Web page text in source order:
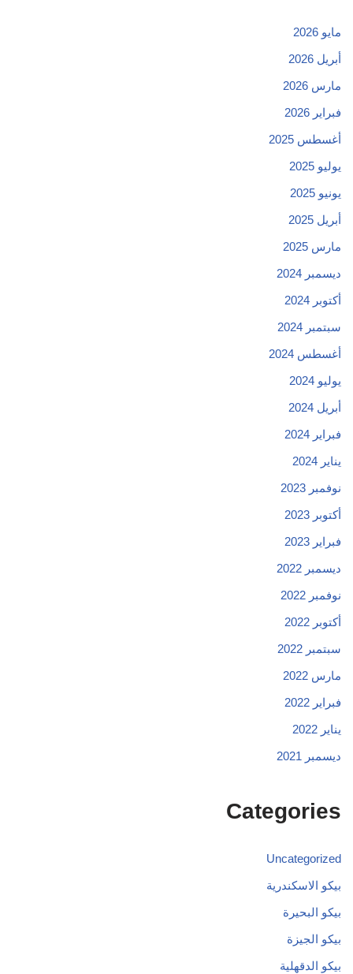
مايو 2026
أبريل 2026
مارس 2026
فبراير 2026
أغسطس 2025
يوليو 2025
يونيو 2025
أبريل 2025
مارس 2025
ديسمبر 2024
أكتوبر 2024
سبتمبر 2024
أغسطس 2024
يوليو 2024
أبريل 2024
فبراير 2024
يناير 2024
نوفمبر 2023
أكتوبر 2023
فبراير 2023
ديسمبر 2022
نوفمبر 2022
أكتوبر 2022
سبتمبر 2022
مارس 2022
فبراير 2022
يناير 2022
ديسمبر 2021
Categories
Uncategorized
بيكو الاسكندرية
بيكو البحيرة
بيكو الجيزة
بيكو الدقهلية